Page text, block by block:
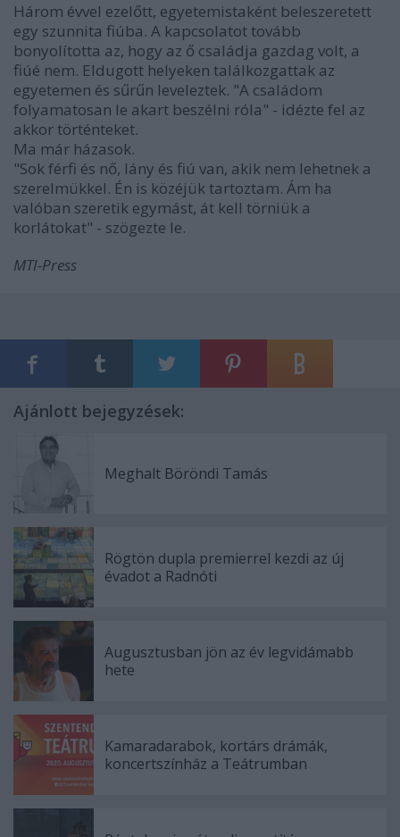
Három évvel ezelőtt, egyetemistaként beleszeretett
egy szunnita fiúba. A kapcsolatot tovább
bonyolította az, hogy az ő családja gazdag volt, a
fiúé nem. Eldugott helyeken találkozgattak az
egyetemen és sűrűn leveleztek. "A családom
folyamatosan le akart beszélni róla" - idézte fel az
akkor történteket.
Ma már házasok.
"Sok férfi és nő, lány és fiú van, akik nem lehetnek a
szerelmükkel. Én is közéjük tartoztam. Ám ha
valóban szeretik egymást, át kell törniük a
korlátokat" - szögezte le.
MTI-Press
Ajánlott bejegyzések:
Meghalt Böröndi Tamás
Rögtön dupla premierrel kezdi az új
évadot a Radnóti
Augusztusban jön az év legvidámabb
hete
Kamaradarabok, kortárs drámák,
koncertszínház a Teátrumban